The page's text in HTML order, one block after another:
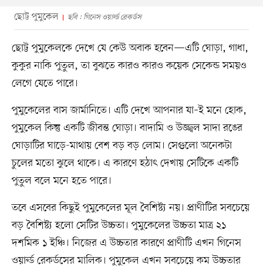
ছোট্ট পুমুকেল ছবি : গিনেস ওয়ার্ল্ড রেকর্ডস
ছোট্ট পুমুকেলকে দেখে যে কেউ অবাক হবেন—এটি ঘোড়া, গাধা,
কুকুর নাকি পুতুল, তা বুঝতে কারও কারও কয়েক সেকেন্ড সময়ও
লেগে যেতে পারে।
পুমুকেলের বাস জার্মানিতে। এটি দেখে আপনার যা–ই মনে হোক,
পুমুকেল কিন্তু একটি জীবন্ত ঘোড়া। বাদামি ও উজ্জ্বল সাদা রঙের
ঘোড়াটির ঘাড়ে-মাথায় বেশ বড় বড় লোম। সেগুলো অনেকটা
চুলের মতো ঝুলে থাকে। এ কারণে হঠাৎ দেখায় সেটিকে একটি
পুতুল বলে মনে হতে পারে।
তবে এসবের কিছুই পুমুকেলের মূল বৈশিষ্ট্য নয়। প্রাণীটির সবচেয়ে
বড় বৈশিষ্ট্য হলো সেটির উচ্চতা। পুমুকেলের উচ্চতা মাত্র ২১
দশমিক ১ ইঞ্চি। নিজের এ উচ্চতার কারণে প্রাণীটি এখন গিনেস
ওয়ার্ল্ড রেকর্ডসের মালিক। পুমুকেল এখন সবচেয়ে কম উচ্চতার